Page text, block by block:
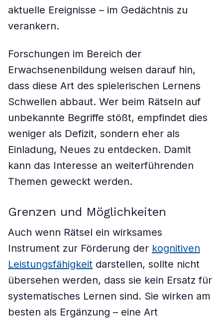
aktuelle Ereignisse – im Gedächtnis zu
verankern.
Forschungen im Bereich der
Erwachsenenbildung weisen darauf hin,
dass diese Art des spielerischen Lernens
Schwellen abbaut. Wer beim Rätseln auf
unbekannte Begriffe stößt, empfindet dies
weniger als Defizit, sondern eher als
Einladung, Neues zu entdecken. Damit
kann das Interesse an weiterführenden
Themen geweckt werden.
Grenzen und Möglichkeiten
Auch wenn Rätsel ein wirksames
Instrument zur Förderung der kognitiven
Leistungsfähigkeit darstellen, sollte nicht
übersehen werden, dass sie kein Ersatz für
systematisches Lernen sind. Sie wirken am
besten als Ergänzung – eine Art